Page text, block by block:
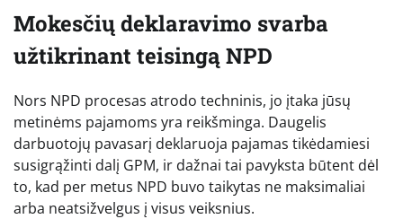
Mokesčių deklaravimo svarba
užtikrinant teisingą NPD
Nors NPD procesas atrodo techninis, jo įtaka jūsų
metinėms pajamoms yra reikšminga. Daugelis
darbuotojų pavasarį deklaruoja pajamas tikėdamiesi
susigrąžinti dalį GPM, ir dažnai tai pavyksta būtent dėl
to, kad per metus NPD buvo taikytas ne maksimaliai
arba neatsižvelgus į visus veiksnius.